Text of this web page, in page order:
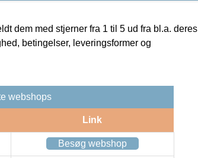
dem med stjerner fra 1 til 5 ud fra bl.a. deres
betingelser, leveringsformer og
webshops
Link
Besøg webshop